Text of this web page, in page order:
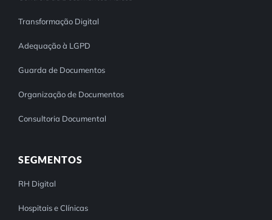
Transformação Digital
Adequação à LGPD
Guarda de Documentos
Organização de Documentos
Consultoria Documental
SEGMENTOS
RH Digital
Hospitais e Clínicas